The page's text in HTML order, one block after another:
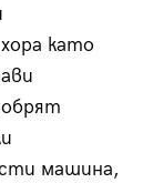
като
машина,